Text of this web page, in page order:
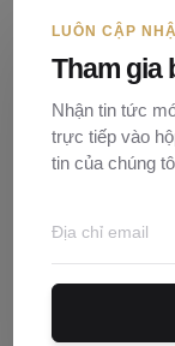
Có được ghi giá
LUÔN CẬP
Tham gia
Nhận tin tức
trực tiếp vào
tin của chúng